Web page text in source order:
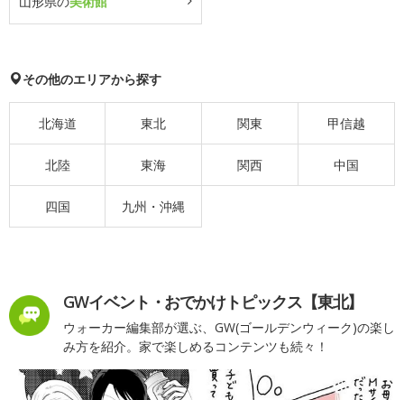
その他のエリアから探す
北海道 東北 関東 甲信越
北陸 東海 関西 中国
四国 九州・沖縄
GWイベント・おでかけトピックス【東北】
ウォーカー編集部が選ぶ、GW(ゴールデンウィーク)の楽し
み方を紹介。家で楽しめるコンテンツも続々！